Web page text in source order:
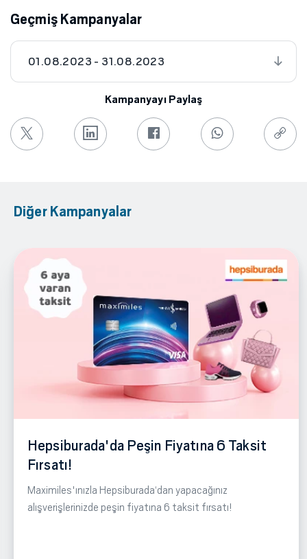
Geçmiş Kampanyalar
01.08.2023 - 31.08.2023
Kampanyayı Paylaş
Diğer Kampanyalar
Hepsiburada'da Peşin Fiyatına 6 Taksit
Fırsatı!
Maximiles'ınızla Hepsiburada‘dan yapacağınız
alışverişlerinizde peşin fiyatına 6 taksit fırsatı!